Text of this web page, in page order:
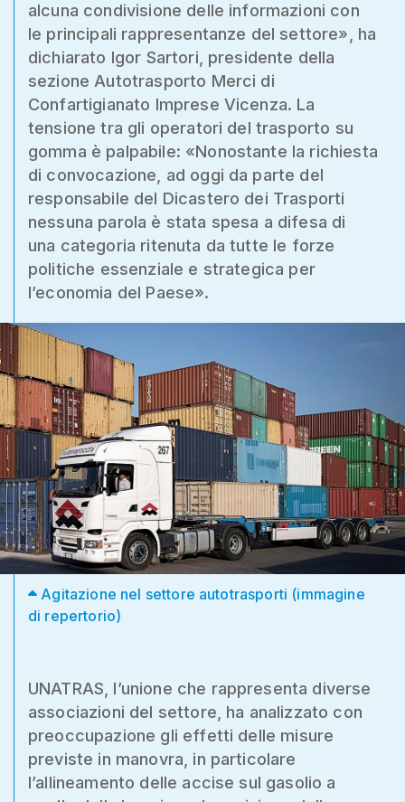
alcuna condivisione delle informazioni con
le principali rappresentanze del settore», ha
dichiarato Igor Sartori, presidente della
sezione Autotrasporto Merci di
Confartigianato Imprese Vicenza. La
tensione tra gli operatori del trasporto su
gomma è palpabile: «Nonostante la richiesta
di convocazione, ad oggi da parte del
responsabile del Dicastero dei Trasporti
nessuna parola è stata spesa a difesa di
una categoria ritenuta da tutte le forze
politiche essenziale e strategica per
l’economia del Paese».
Agitazione nel settore autotrasporti (immagine
di repertorio)
UNATRAS, l’unione che rappresenta diverse
associazioni del settore, ha analizzato con
preoccupazione gli effetti delle misure
previste in manovra, in particolare
l’allineamento delle accise sul gasolio a